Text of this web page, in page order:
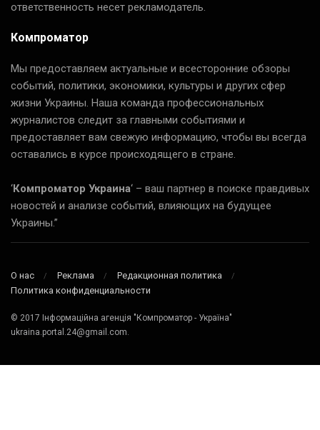
ответственность несет рекламодатель.
Компроматор
Мы предоставляем актуальные и всесторонние обзоры
событий, политики, экономики, культуры и других сфер
жизни Украины. Наша команда профессиональных
журналистов следит за главными событиями и
предоставляет вам свежую информацию, чтобы вы всегда
оставались в курсе происходящего в стране.
‘Компроматор Украина‘ – ваш партнер в поиске правдивых
новостей и анализе событий, влияющих на будущее
Украины.”
О нас Реклама
Редакционная политика
Политика конфиденциальности
© 2017 Інформаційна агенція "Компроматор - Україна"
ukraina.portal.24@gmail.com.